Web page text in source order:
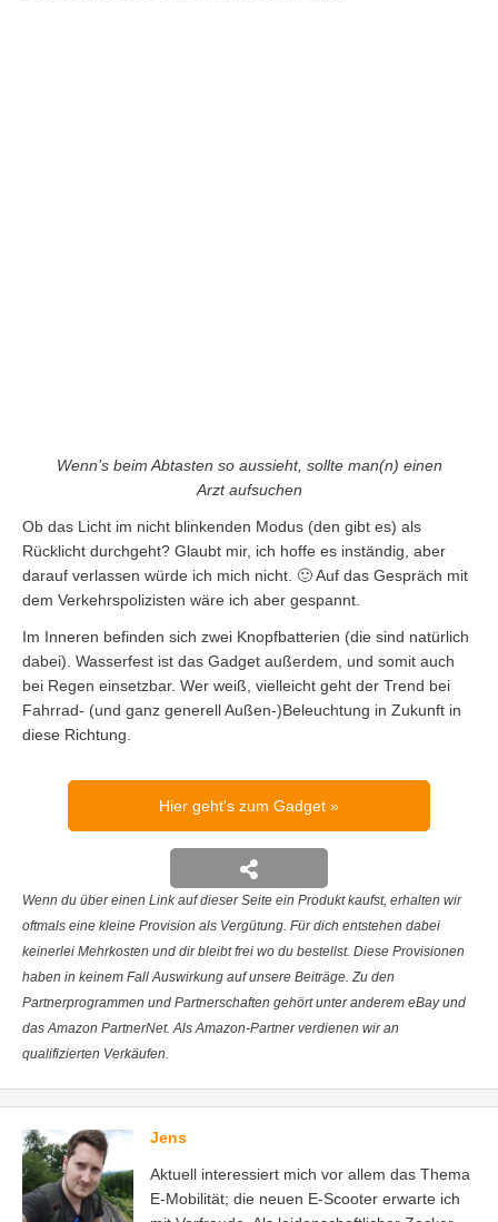
Wenn du über einen Link auf dieser Seite ein Produkt kaufst, erhalten wir
oftmals eine kleine Provision als Vergütung. Für dich entstehen dabei
keinerlei Mehrkosten und dir bleibt frei wo du bestellst. Diese Provisionen
haben in keinem Fall Auswirkung auf unsere Beiträge. Zu den
Partnerprogrammen und Partnerschaften gehört unter anderem eBay und
mit Vorfreude. Als leidenschaftlicher Zocker
Sortierung:Neueste|Älteste
Kommentare (122)
0 # 07.06.16 um 17:56
Anonym
Äääähm…
0 # 07.06.16 um 17:56
Peter
Herzform? Wohl eher Testikel, oder?